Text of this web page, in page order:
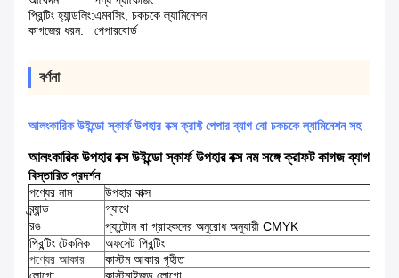
প্রিন্টিং হ্যান্ডলিং:এমবসিং, চকচকে ল্যামিনেশন
কাগজের ধরন:
পেপারবোর্ড
বর্ণনা
আলংকারিক উইন্ডো স্কার্ফ উপহার বক্স ক্রাফ্ট পেপার ব্যাগ বো চকচকে ল্যামিনেশন সহ
আলংকারিক উপহার বক্স উইন্ডো স্কার্ফ উপহার বক্স নম সঙ্গে ক্রাফট কাগজ ব্যাগ
বিস্তারিত প্রদর্শন
পণ্যের নাম
উপহার বাক্স
ব্র্যান্ড
গ্যাথে
রঙ
প্যান্টোন বা গ্রাহকদের অনুরোধ অনুযায়ী CMYK
প্রিন্টিং টেকনিক
অফসেট প্রিন্টিং
পণ্যের আকার
কাস্টম আকার গৃহীত